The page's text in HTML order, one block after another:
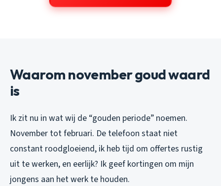
Waarom november goud waard
is
Ik zit nu in wat wij de “gouden periode” noemen.
November tot februari. De telefoon staat niet
constant roodgloeiend, ik heb tijd om offertes rustig
uit te werken, en eerlijk? Ik geef kortingen om mijn
jongens aan het werk te houden.